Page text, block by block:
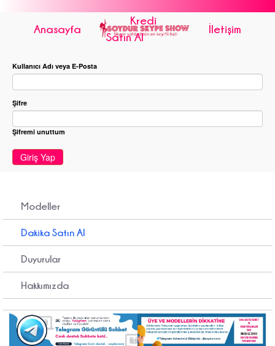
Anasayfa
Kredi
Satın Al
İletişim
Kullanıcı Adı veya E-Posta
Şifre
Şifremi unuttum
Giriş Yap
Modeller
Dakika Satın Al
Duyurular
Hakkımızda